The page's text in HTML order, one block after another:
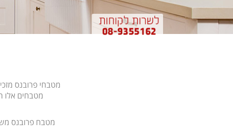
מטבחי פרובנס
מטבחים אלו
מטבח פרובנס